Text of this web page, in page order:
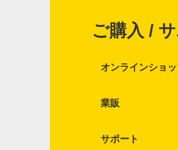
ご購入 /
オンラインショ
業販
サポート